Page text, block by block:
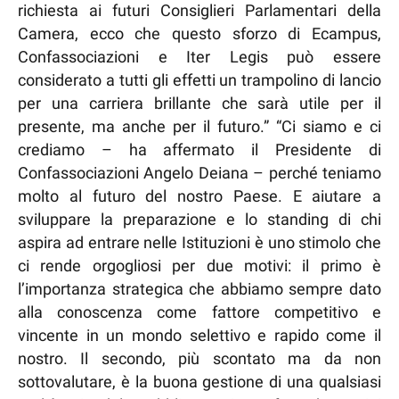
richiesta ai futuri Consiglieri Parlamentari della
Camera, ecco che questo sforzo di Ecampus,
Confassociazioni e Iter Legis può essere
considerato a tutti gli effetti un trampolino di lancio
per una carriera brillante che sarà utile per il
presente, ma anche per il futuro.” “Ci siamo e ci
crediamo – ha affermato il Presidente di
Confassociazioni Angelo Deiana – perché teniamo
molto al futuro del nostro Paese. E aiutare a
sviluppare la preparazione e lo standing di chi
aspira ad entrare nelle Istituzioni è uno stimolo che
ci rende orgogliosi per due motivi: il primo è
l’importanza strategica che abbiamo sempre dato
alla conoscenza come fattore competitivo e
vincente in un mondo selettivo e rapido come il
nostro. Il secondo, più scontato ma da non
sottovalutare, è la buona gestione di una qualsiasi